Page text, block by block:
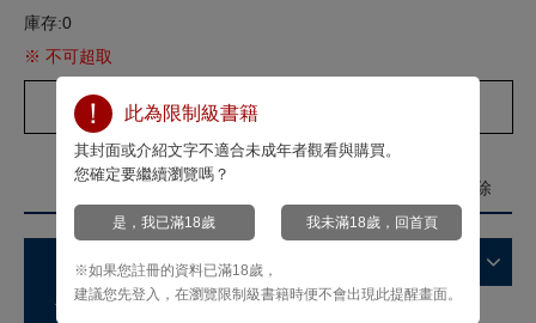
庫存:0
※ 不可超取
試閱
標籤 我要刪除
商品特色
故事簡介
此為限制級書籍
其封面或介紹文字不適合未成年者觀看與購買。
您確定要繼續瀏覽嗎？
是，我已滿18歲 我未滿18歲，回首頁
※如果您註冊的資料已滿18歲，
建議您先登入，在瀏覽限制級書籍時便不會出現此提醒畫面。